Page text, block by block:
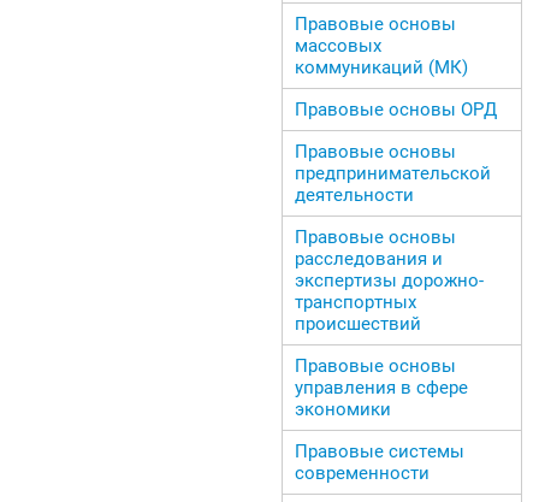
Правовые основы
массовых
коммуникаций (МК)
Правовые основы ОРД
Правовые основы
предпринимательской
деятельности
Правовые основы
расследования и
экспертизы дорожно-
транспортных
происшествий
Правовые основы
управления в сфере
экономики
Правовые системы
современности